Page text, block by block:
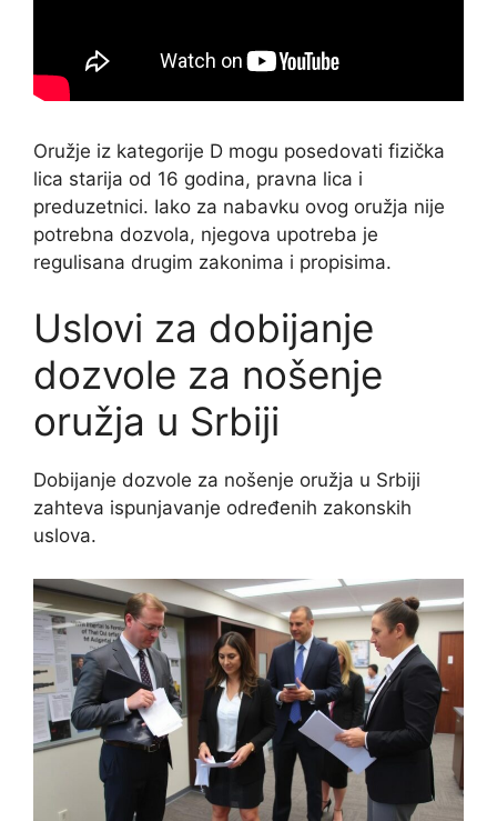
Oružje iz kategorije D mogu posedovati fizička
lica starija od 16 godina, pravna lica i
preduzetnici. Iako za nabavku ovog oružja nije
potrebna dozvola, njegova upotreba je
regulisana drugim zakonima i propisima.
Uslovi za dobijanje
dozvole za nošenje
oružja u Srbiji
Dobijanje dozvole za nošenje oružja u Srbiji
zahteva ispunjavanje određenih zakonskih
uslova.